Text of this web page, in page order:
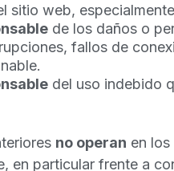
sitio web,
de los daños o
fallos de
del uso indebido
no operan en
en particular frente a